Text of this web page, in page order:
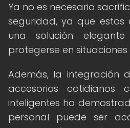
Ya no es necesario
seguridad, ya que estos
una solución
protegerse en situaciones
Además, la integración
accesorios cotidianos
inteligentes ha
personal puede ser